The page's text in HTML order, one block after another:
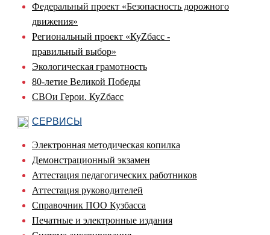
Федеральный проект «Безопасность дорожного
движения»
Региональный проект «КуZбасс -
правильный выбор»
Экологическая грамотность
80-летие Великой Победы
СВОи Герои. КуZбасс
СЕРВИСЫ
Электронная методическая копилка
Демонстрационный экзамен
Аттестация педагогических работников
Аттестация руководителей
Справочник ПОО Кузбасса
Печатные и электронные издания